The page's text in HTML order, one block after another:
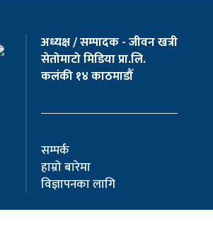
अध्यक्ष / सम्पादक - जीवन खत्री
सेतोमाटो मिडिया प्रा.लि.
कलंकी १४ काठमाडौँ
सम्पर्क
हाम्रो बारेमा
विज्ञापनका लागि